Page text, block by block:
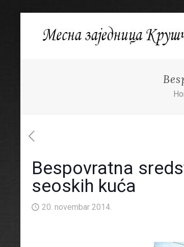
Bespovratna
seoskih kuća
20. novembar 2014.